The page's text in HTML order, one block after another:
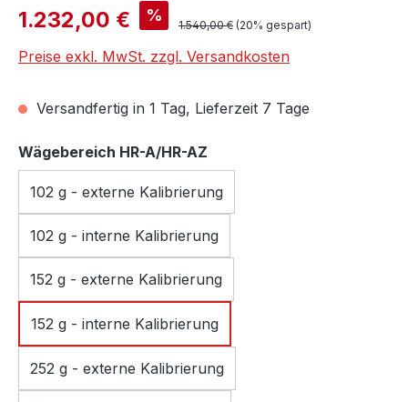
Verkaufspreis:
1.232,00 € % Regulärer Preis:
1.540,00 € (20% gespart)
Preise exkl. MwSt. zzgl. Versandkosten
Versandfertig in 1 Tag, Lieferzeit 7 Tage
Wägebereich HR-A/HR-AZ
102 g - externe Kalibrierung
102 g - interne Kalibrierung
152 g - externe Kalibrierung
152 g - interne Kalibrierung
252 g - externe Kalibrierung